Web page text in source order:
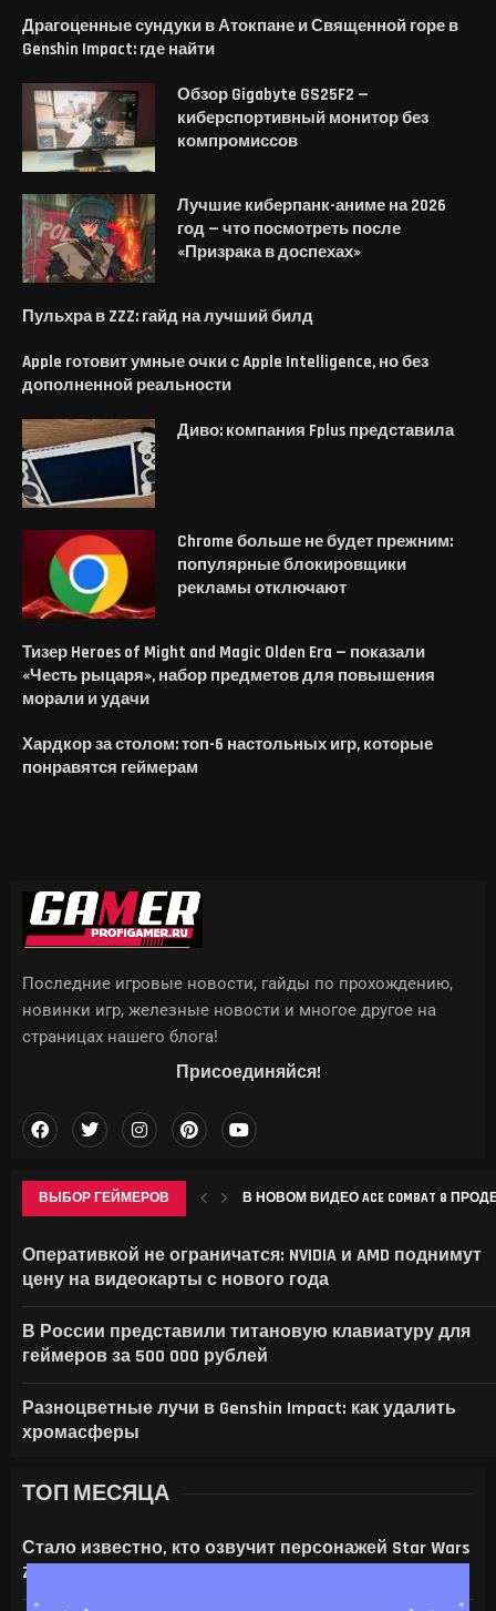
Драгоценные сундуки в Атокпане и Священной горе в
Genshin Impact: где найти
Обзор Gigabyte GS25F2 —
киберспортивный монитор без
компромиссов
Лучшие киберпанк-аниме на 2026
год — что посмотреть после
«Призрака в доспехах»
Пульхра в ZZZ: гайд на лучший билд
Apple готовит умные очки с Apple Intelligence, но без
дополненной реальности
Диво: компания Fplus представила
Chrome больше не будет прежним:
популярные блокировщики
рекламы отключают
Тизер Heroes of Might and Magic Olden Era — показали
«Честь рыцаря», набор предметов для повышения
морали и удачи
Хардкор за столом: топ-6 настольных игр, которые
понравятся геймерам
ВЫБОР ГЕЙМЕРОВ В НОВОМ ВИДЕО ACE COMBAT 8
Оперативкой не ограничатся: NVIDIA и AMD поднимут
цену на видеокарты с нового года
В России представили титановую клавиатуру для
геймеров за 500 000 рублей
Разноцветные лучи в Genshin Impact: как удалить
хромасферы
Последние игровые новости, гайды по прохождению,
новинки игр, железные новости и многое другое на
страницах нашего блога!
Присоединяйся!
ТОП МЕСЯЦА
Стало известно, кто озвучит персонажей Star Wars
Zero Company